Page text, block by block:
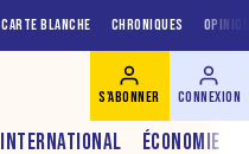
CARTE BLANCHE CHRONIQUES
INTERNATIONAL ÉCONOMIE
S'ABONNER CONNEXION